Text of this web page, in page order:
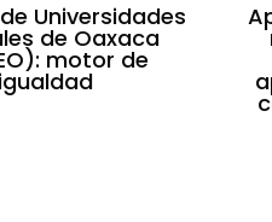
Universidades
de Oaxaca
motor de
igualdad